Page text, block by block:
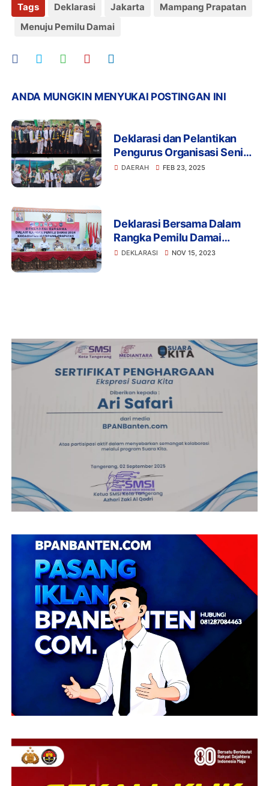
Tags Deklarasi Jakarta
Mampang Prapatan
Menuju Pemilu Damai
ANDA MUNGKIN MENYUKAI POSTINGAN INI
Deklarasi dan Pelantikan
Pengurus Organisasi Seni
Bela diri Tradisional
DAERAH FEB 23, 2025
Deklarasi Bersama Dalam
Rangka Pemilu Damai
Kecamatan Mampang
DEKLARASI NOV 15, 2023